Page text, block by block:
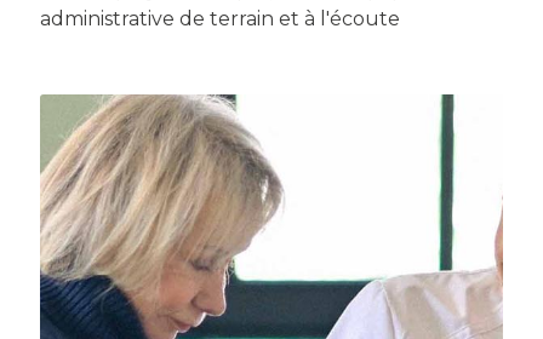
administrative de terrain et à l'écoute